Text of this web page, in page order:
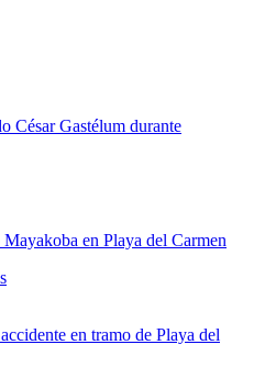
César Gastélum durante
en Playa del Carmen
en tramo de Playa del